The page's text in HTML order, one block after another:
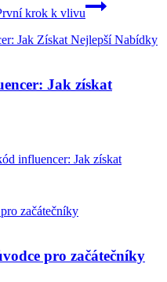
krok k vlivu
Jak získat
influencer: Jak získat
pro začátečníky